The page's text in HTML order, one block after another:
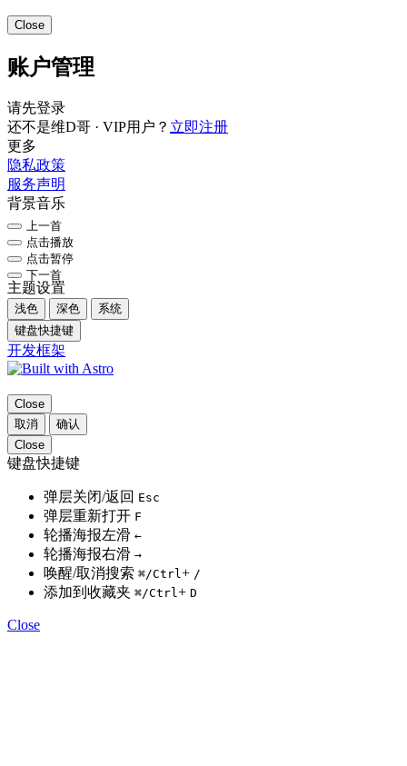
Close
账户管理
请先登录
还不是维D哥 · VIP用户？ 立即注册
更多
隐私政策
服务声明
背景音乐
上一首
点击播放
点击暂停
下一首
主题设置
浅色 深色
系统
键盘快捷键
开发框架
Close
取消
确认
Close
键盘快捷键
弹层关闭/返回 Esc
弹层重新打开 F
轮播海报左滑 ←
轮播海报右滑 →
唤醒/取消搜索 ⌘/Ctrl+ /
添加到收藏夹 ⌘/Ctrl+ D
Close